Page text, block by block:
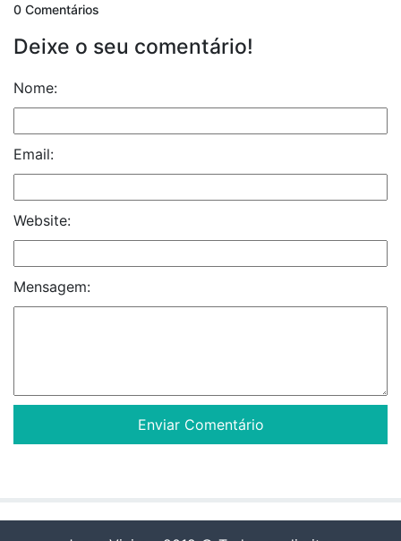
0 Comentários
Deixe o seu comentário!
Nome:
Email:
Website:
Mensagem: